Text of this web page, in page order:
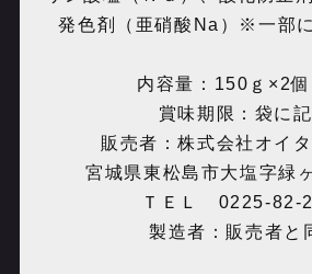
発色剤（亜硝酸Na）※一部
内容量：150ｇ×2
賞味期限：袋に
販売者：株式会社オイ
宮城県東松島市大塩字
ＴＥＬ 0225-82-
製造者：販売者と